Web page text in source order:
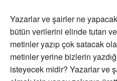
Yazarlar ve şairler ne
bütün verilerini elinde tutan
metinler yazıp çok satacak
metinler yerine bizlerin
isteyecek midir? Yazarlar ve